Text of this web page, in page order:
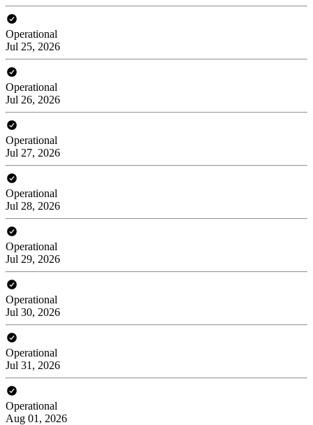
Operational
Jul 25, 2026
Operational
Jul 26, 2026
Operational
Jul 27, 2026
Operational
Jul 28, 2026
Operational
Jul 29, 2026
Operational
Jul 30, 2026
Operational
Jul 31, 2026
Operational
Aug 01, 2026